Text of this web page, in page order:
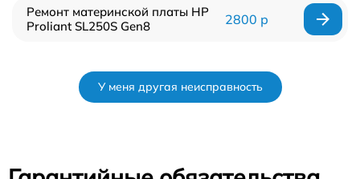
Ремонт материнской платы HP
Proliant SL250S Gen8
2800 р
У меня другая неисправность